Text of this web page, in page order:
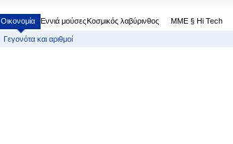
Οικονομία Εννιά μούσεςΚοσμικός λαβύρινθος МΜΕ § Hi Tech
Γεγονότα και αριθμοί